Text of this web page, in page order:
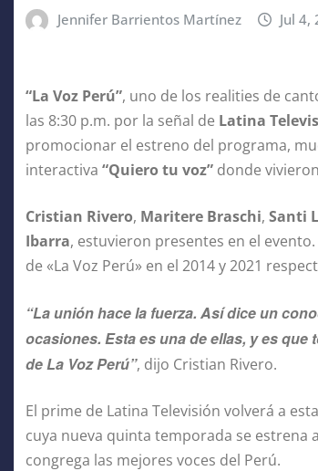
Jennifer Barrientos Martínez Jul 4,
“La Voz Perú”, uno de los realities de
las 8:30 p.m. por la señal de Latina
promocionar el estreno del programa,
interactiva “Quiero tu voz” donde
Cristian Rivero, Maritere Braschi, Santi
Ibarra, estuvieron presentes en el
de «La Voz Perú» en el 2014 y 2021
“La unión hace la fuerza. Así dice un
ocasiones. Esta es una de ellas, y es
de La Voz Perú”, dijo Cristian Rivero.
El prime de Latina Televisión volverá a
cuya nueva quinta temporada se estrena
congrega las mejores voces del Perú.